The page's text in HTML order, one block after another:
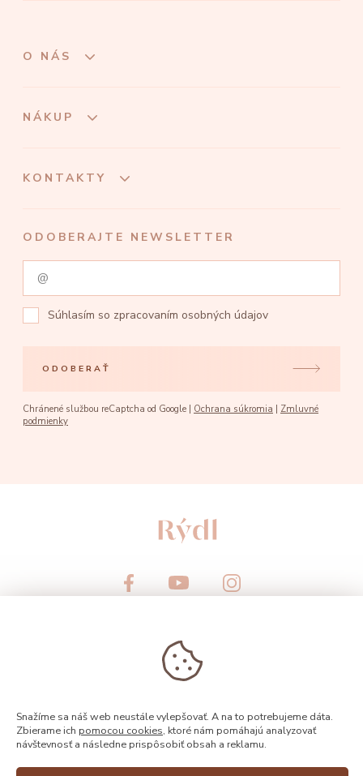
O NÁS
NÁKUP
KONTAKTY
ODOBERAJTE NEWSLETTER
Súhlasím so zpracovaním osobných údajov
ODOBERAŤ
Chránené službou reCaptcha od Google | Ochrana súkromia | Zmluvné
podmienky
© 2026, Rýdl
Snažíme sa náš web neustále vylepšovať. A na to potrebujeme dáta.
Zbierame ich pomocou cookies, ktoré nám pomáhajú analyzovať
návštevnosť a následne prispôsobiť obsah a reklamu.